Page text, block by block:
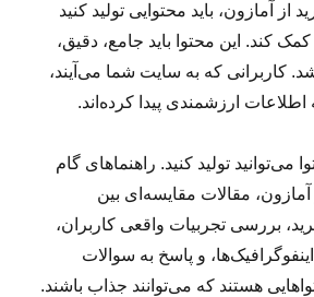
از آمازون، باید محتوایی تولید کنید
کند. این محتوا باید جامع، دقیق،
کاربرانی که به سایت شما می‌آیند،
ارزشمندی پیدا کرده‌اند.
می‌توانید تولید کنید. راهنماهای گام
آمازون، مقالات مقایسه‌ای بین
بررسی تجربیات واقعی کاربران،
و پاسخ به سوالات
هستند که می‌توانند جذاب باشند.